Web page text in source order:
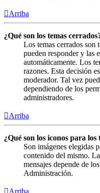
Arriba
¿Qué son los temas
Los temas cerrados son
pueden responder y las
automáticamente. Los
razones. Esta decisión
moderador. Tal vez
dependiendo de los
administradores.
Arriba
¿Qué son los iconos para los
Son imágenes elegidas
contenido del mismo.
mensajes depende de
Administración.
Arriba